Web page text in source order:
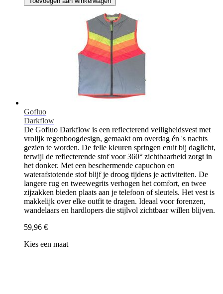
Gofluo
Darkflow
De Gofluo Darkflow is een reflecterend veiligheidsvest met
vrolijk regenboogdesign, gemaakt om overdag én 's nachts
gezien te worden. De felle kleuren springen eruit bij daglicht,
terwijl de reflecterende stof voor 360° zichtbaarheid zorgt in
het donker. Met een beschermende capuchon en
waterafstotende stof blijf je droog tijdens je activiteiten. De
langere rug en tweewegrits verhogen het comfort, en twee
zijzakken bieden plaats aan je telefoon of sleutels. Het vest is
makkelijk over elke outfit te dragen. Ideaal voor forenzen,
wandelaars en hardlopers die stijlvol zichtbaar willen blijven.
59,96 €
Kies een maat